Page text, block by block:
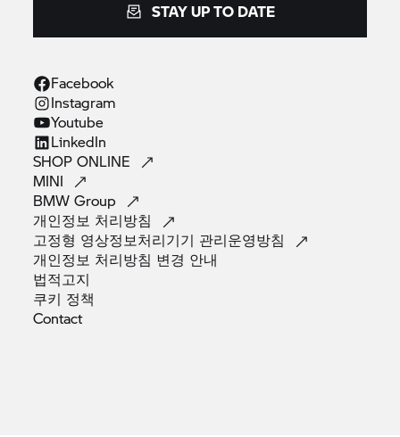
STAY UP TO DATE
Facebook
Instagram
Youtube
LinkedIn
SHOPONLINE
MINI
BMWGroup
개인정보 처리방침
고정형 영상정보처리기기 관리운영방침
개인정보 처리방침 변경 안내
법적고지
쿠키 정책
Contact